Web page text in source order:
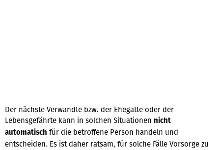
Der nächste Verwandte bzw. der Ehegatte oder der
Lebensgefährte kann in solchen Situationen nicht
automatisch für die betroffene Person handeln und
entscheiden. Es ist daher ratsam, für solche Fälle Vorsorge zu